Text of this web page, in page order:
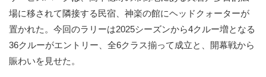
場に移されて隣接する民宿、神楽の館にヘッドクォーターが
置かれた。今回のラリーは2025シーズンから4クルー増となる
36クルーがエントリー、全6クラス揃って成立と、開幕戦から
賑わいを見せた。